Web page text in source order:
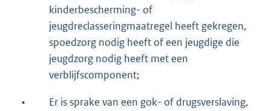
kinderbescherming- of
jeugdreclasseringmaatregel heeft gekregen,
spoedzorg nodig heeft of een jeugdige die
jeugdzorg nodig heeft met een
verblijfscomponent;
•
Er is sprake van een gok- of drugsverslaving,